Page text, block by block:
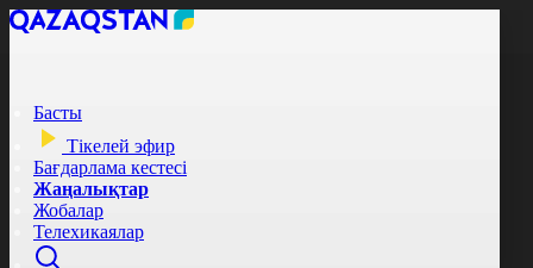
Басты
Тікелей эфир
Бағдарлама кестесі
Жаңалықтар
Жобалар
Телехикаялар